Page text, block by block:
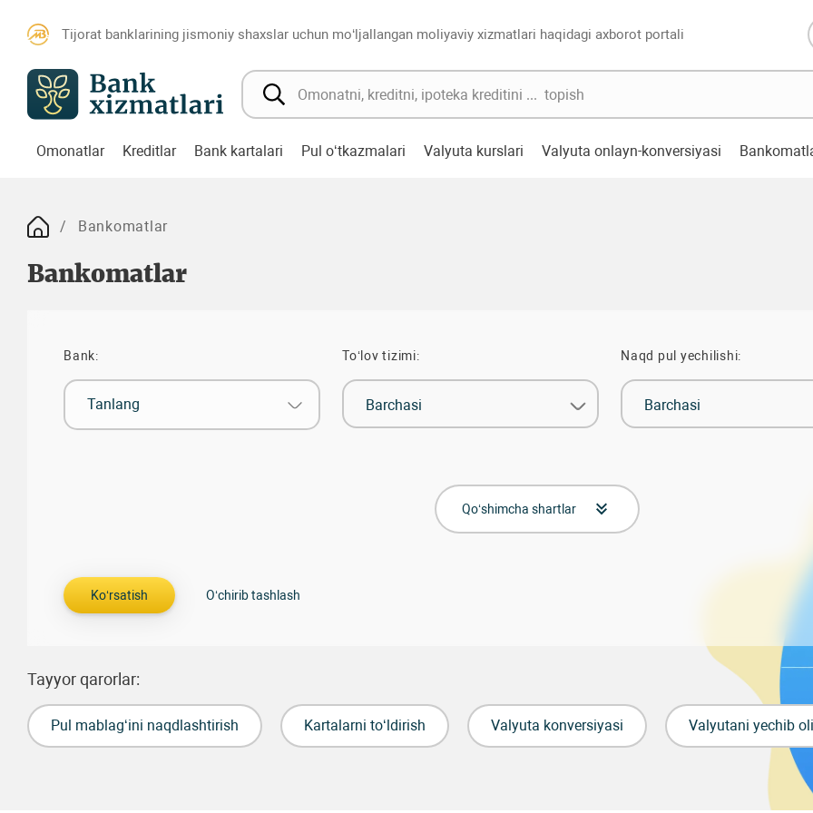
Tijorat banklarining jismoniy shaxslar uchun mo‘ljallangan moliyaviy xizmatlari haqidagi axborot portali
Omonatlar Kreditlar Bank kartalari Pul o‘tkazmalari Valyuta kurslari Valyuta onlayn-konversiyasi
Bankomatlar
Bankomatlar
Bank:
Tanlang
To‘lov tizimi:
Barchasi
Naqd pul yechilishi:
Barchasi
Qo‘shimcha shartlar
Tayyor qarorlar:
Pul mablag‘ini naqdlashtirish Kartalarni to‘ldirish Valyuta konversiyasi Valyutani yechib